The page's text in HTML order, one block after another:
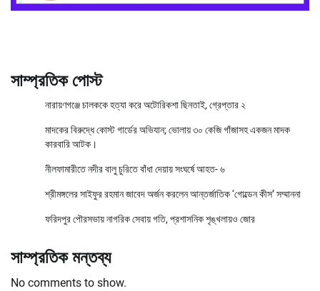
সাম্প্রতিক পোস্ট
নারায়ণগঞ্জে চালককে হত্যা করে অটোরিকশা ছিনতাই, গ্রেপ্তার ২
মাদকের বিরুদ্ধে কোস্ট গার্ডের অভিযান; ভোলায় ৩০ কেজি গাঁজাসহ একজন মাদক
কারবারি আটক।
নীলফামারীতে নদীর বালু চুরিতে বাঁধা দেয়ায় সংঘর্ষে আহত- ৬
শ্রীমঙ্গলের সাইফুর রহমান জাবেদ অর্জন করলেন আন্তর্জাতিক ‘গোল্ডেন কীস’ সম্মাননা
ফরিদপুর পৌরসভায় নাগরিক সেবায় গতি, প্রশাসনিক শৃঙ্খলায়ও জোর
সাম্প্রতিক মন্তব্য
No comments to show.